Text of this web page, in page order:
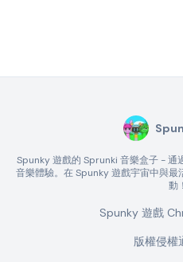
Spunky 遊戲的 Sprunki 音樂盒子 - 通
音樂體驗。在 Spunky 遊戲宇宙中與
動！
Spunky 遊戲
版權侵權